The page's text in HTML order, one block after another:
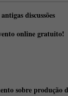
discussões
online gratuito!
sobre produção